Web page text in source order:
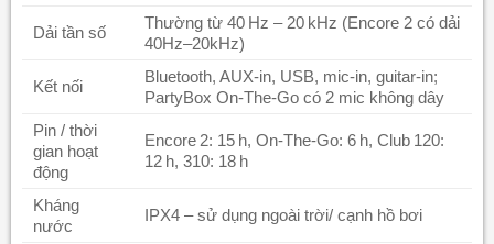
Dải tần số
Thường từ 40 Hz – 20 kHz (Encore 2 có dải
40Hz–20kHz)
Kết nối
Bluetooth, AUX-in, USB, mic-in, guitar-in;
PartyBox On‑The‑Go có 2 mic không dây
Pin / thời
gian hoạt
động
Encore 2: 15 h, On‑The‑Go: 6 h, Club 120:
12 h, 310: 18 h
Kháng
nước
IPX4 – sử dụng ngoài trời/ cạnh hồ bơi